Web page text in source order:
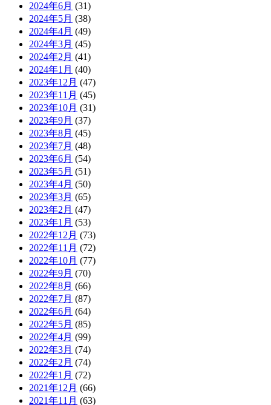
2024年6月 (31)
2024年5月 (38)
2024年4月 (49)
2024年3月 (45)
2024年2月 (41)
2024年1月 (40)
2023年12月 (47)
2023年11月 (45)
2023年10月 (31)
2023年9月 (37)
2023年8月 (45)
2023年7月 (48)
2023年6月 (54)
2023年5月 (51)
2023年4月 (50)
2023年3月 (65)
2023年2月 (47)
2023年1月 (53)
2022年12月 (73)
2022年11月 (72)
2022年10月 (77)
2022年9月 (70)
2022年8月 (66)
2022年7月 (87)
2022年6月 (64)
2022年5月 (85)
2022年4月 (99)
2022年3月 (74)
2022年2月 (74)
2022年1月 (72)
2021年12月 (66)
2021年11月 (63)